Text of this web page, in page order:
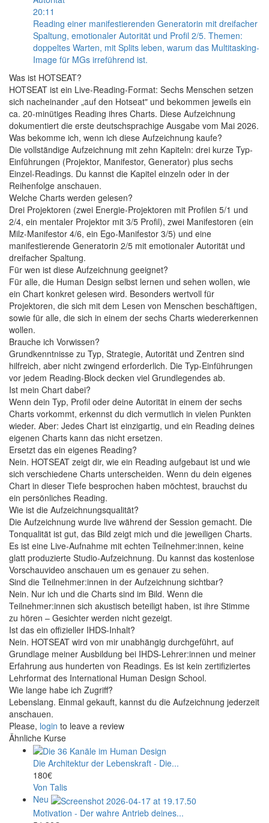
20:11
Reading einer manifestierenden Generatorin mit dreifacher
Spaltung, emotionaler Autorität und Profil 2/5. Themen:
doppeltes Warten, mit Splits leben, warum das Multitasking-
Image für MGs irreführend ist.
Was ist HOTSEAT?
HOTSEAT ist ein Live-Reading-Format: Sechs Menschen setzen
sich nacheinander „auf den Hotseat" und bekommen jeweils ein
ca. 20-minütiges Reading ihres Charts. Diese Aufzeichnung
dokumentiert die erste deutschsprachige Ausgabe vom Mai 2026.
Was bekomme ich, wenn ich diese Aufzeichnung kaufe?
Die vollständige Aufzeichnung mit zehn Kapiteln: drei kurze Typ-
Einführungen (Projektor, Manifestor, Generator) plus sechs
Einzel-Readings. Du kannst die Kapitel einzeln oder in der
Reihenfolge anschauen.
Welche Charts werden gelesen?
Drei Projektoren (zwei Energie-Projektoren mit Profilen 5/1 und
2/4, ein mentaler Projektor mit 3/5 Profil), zwei Manifestoren (ein
Milz-Manifestor 4/6, ein Ego-Manifestor 3/5) und eine
manifestierende Generatorin 2/5 mit emotionaler Autorität und
dreifacher Spaltung.
Für wen ist diese Aufzeichnung geeignet?
Für alle, die Human Design selbst lernen und sehen wollen, wie
ein Chart konkret gelesen wird. Besonders wertvoll für
Projektoren, die sich mit dem Lesen von Menschen beschäftigen,
sowie für alle, die sich in einem der sechs Charts wiedererkennen
wollen.
Brauche ich Vorwissen?
Grundkenntnisse zu Typ, Strategie, Autorität und Zentren sind
hilfreich, aber nicht zwingend erforderlich. Die Typ-Einführungen
vor jedem Reading-Block decken viel Grundlegendes ab.
Ist mein Chart dabei?
Wenn dein Typ, Profil oder deine Autorität in einem der sechs
Charts vorkommt, erkennst du dich vermutlich in vielen Punkten
wieder. Aber: Jedes Chart ist einzigartig, und ein Reading deines
eigenen Charts kann das nicht ersetzen.
Ersetzt das ein eigenes Reading?
Nein. HOTSEAT zeigt dir, wie ein Reading aufgebaut ist und wie
sich verschiedene Charts unterscheiden. Wenn du dein eigenes
Chart in dieser Tiefe besprochen haben möchtest, brauchst du
ein persönliches Reading.
Wie ist die Aufzeichnungsqualität?
Die Aufzeichnung wurde live während der Session gemacht. Die
Tonqualität ist gut, das Bild zeigt mich und die jeweiligen Charts.
Es ist eine Live-Aufnahme mit echten Teilnehmer:innen, keine
glatt produzierte Studio-Aufzeichnung. Du kannst das kostenlose
Vorschauvideo anschauen um es genauer zu sehen.
Sind die Teilnehmer:innen in der Aufzeichnung sichtbar?
Nein. Nur ich und die Charts sind im Bild. Wenn die
Teilnehmer:innen sich akustisch beteiligt haben, ist ihre Stimme
zu hören – Gesichter werden nicht gezeigt.
Ist das ein offizieller IHDS-Inhalt?
Nein. HOTSEAT wird von mir unabhängig durchgeführt, auf
Grundlage meiner Ausbildung bei IHDS-Lehrer:innen und meiner
Erfahrung aus hunderten von Readings. Es ist kein zertifiziertes
Lehrformat des International Human Design School.
Wie lange habe ich Zugriff?
Lebenslang. Einmal gekauft, kannst du die Aufzeichnung jederzeit
anschauen.
Please, login to leave a review
Ähnliche Kurse
Die Architektur der Lebenskraft - Die...
180€
Von Talis
Neu
Motivation - Der wahre Antrieb deines...